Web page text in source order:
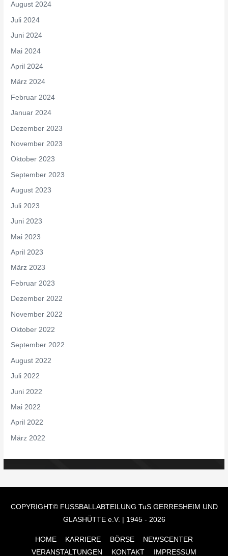
August 2024
Juli 2024
Juni 2024
Mai 2024
April 2024
März 2024
Februar 2024
Januar 2024
Dezember 2023
November 2023
Oktober 2023
September 2023
August 2023
Juli 2023
Juni 2023
Mai 2023
April 2023
März 2023
Februar 2023
Dezember 2022
November 2022
Oktober 2022
September 2022
August 2022
Juli 2022
Juni 2022
Mai 2022
April 2022
März 2022
COPYRIGHT© FUSSBALLABTEILUNG TuS GERRESHEIM UND
GLASHÜTTE e.V. | 1945 - 2026
HOME KARRIERE BÖRSE
NEWSCENTER
VERANSTALTUNGEN
KONTAKT IMPRESSUM